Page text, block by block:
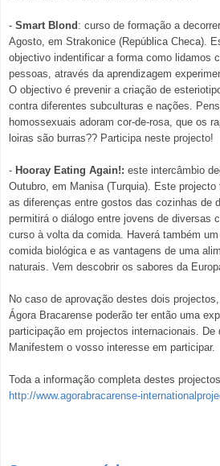
- Smart Blond : curso de formação a
Agosto, em Strakonice (República Checa).
objectivo indentificar a forma como lidamos
pessoas, através da aprendizagem
O objectivo é prevenir a criação de
contra diferentes subculturas e nações.
homossexuais adoram cor-de-rosa, que os
loiras são burras?? Participa neste projecto!
- Hooray Eating Again!: este intercâmbio
Outubro, em Manisa (Turquia). Este projecto
as diferenças entre gostos das cozinhas de
permitirá o diálogo entre jovens de diversas
curso à volta da comida. Haverá também
comida biológica e as vantagens de uma
naturais. Vem descobrir os sabores da
No caso de aprovação destes dois
Ágora Bracarense poderão ter então uma
participação em projectos internacionais. De
Manifestem o vosso interesse em participar.
Toda a informação completa destes
http://www.agorabracarense-